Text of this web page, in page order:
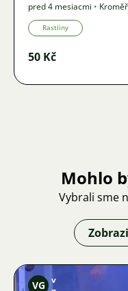
pred 4 mesiacmi •
Rastliny
50 Kč
Mohlo
Vybrali sme
VG v